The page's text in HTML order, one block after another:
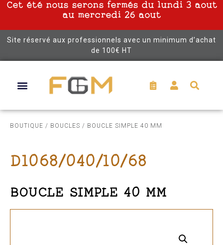
Cet été nous serons fermés du lundi 3 aout
au mercredi 26 aout
Site réservé aux professionnels avec un minimum d’achat
de 100€ HT
BOUTIQUE / BOUCLES / BOUCLE SIMPLE 40 MM
D1068/040/10/68
BOUCLE SIMPLE 40 MM